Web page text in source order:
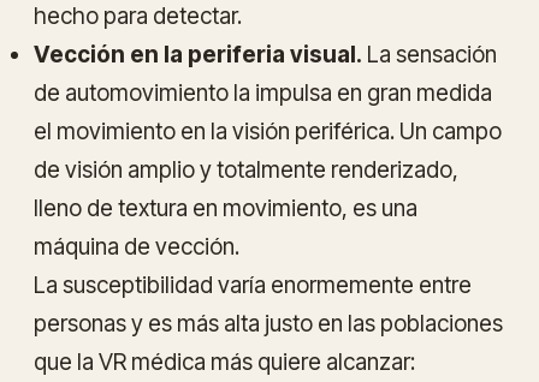
hecho para detectar.
Vección en la periferia visual. La sensación
de automovimiento la impulsa en gran medida
el movimiento en la visión periférica. Un campo
de visión amplio y totalmente renderizado,
lleno de textura en movimiento, es una
máquina de vección.
La susceptibilidad varía enormemente entre
personas y es más alta justo en las poblaciones
que la VR médica más quiere alcanzar: